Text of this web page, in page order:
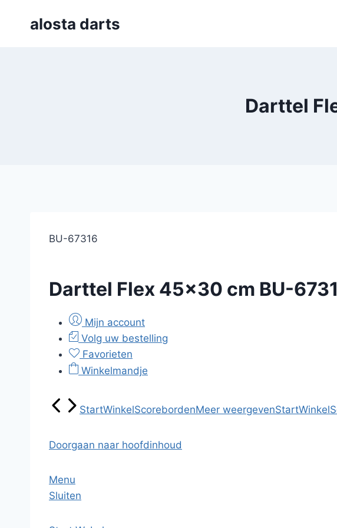
alosta darts
Darttel
BU-67316
Darttel Flex 45×30 cm BU-
Mijn account
Volg uw bestelling
Favorieten
Winkelmandje
StartWinkelScorebordenMeer weergevenStartWinkel
Doorgaan naar hoofdinhoud
Menu
Sluiten